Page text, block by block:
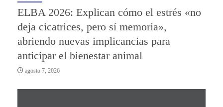
ELBA 2026: Explican cómo el estrés «no
deja cicatrices, pero sí memoria»,
abriendo nuevas implicancias para
anticipar el bienestar animal
agosto 7, 2026